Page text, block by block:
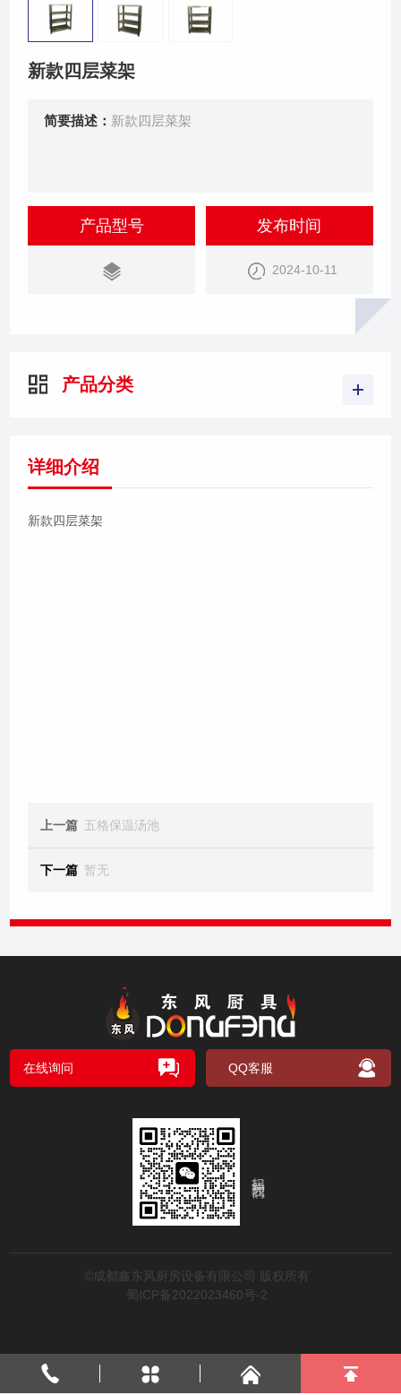
新款四层菜架
简要描述： 新款四层菜架
产品型号 发布时间
2024-10-11
产品分类
详细介绍
新款四层菜架
上一篇 五格保温汤池
下一篇 暂无
在线询问 QQ客服
©成都鑫东风厨房设备有限公司 版权所有
蜀ICP备2022023460号-2